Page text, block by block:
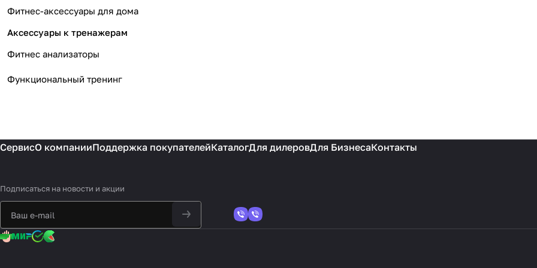
Фитнес-аксессуары для дома
Аксессуары к тренажерам
Фитнес анализаторы
Функциональный тренинг
СервисО компанииПоддержка покупателейКаталогДля дилеровДля БизнесаКонтакты
Подписаться на новости и акции